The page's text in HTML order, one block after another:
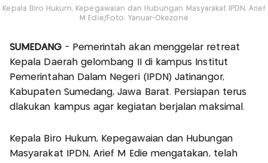
Kepala Biro Hukum, Kepegawaian dan Hubungan Masyarakat IPDN, Arief
M Edie/Foto: Yanuar-Okezone
SUMEDANG - Pemerintah akan menggelar retreat
Kepala Daerah gelombang II di kampus Institut
Pemerintahan Dalam Negeri (IPDN) Jatinangor,
Kabupaten Sumedang, Jawa Barat. Persiapan terus
dlakukan kampus agar kegiatan berjalan maksimal.
Kepala Biro Hukum, Kepegawaian dan Hubungan
Masyarakat IPDN, Arief M Edie mengatakan, telah